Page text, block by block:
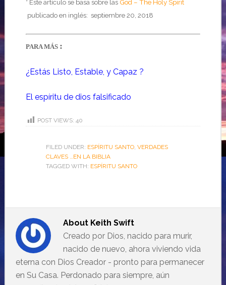
* Este artículo se basa sobre las God – The Holy Spirit
publicado en inglés: septiembre20, 2018
PARA MÁS :
¿Estás Listo, Estable, y Capaz ?
El espíritu de dios falsificado
POST VIEWS: 40
FILED UNDER: ESPÍRITU SANTO, VERDADES
CLAVES …EN LA BIBLIA
TAGGED WITH: ESPÍRITU SANTO
About Keith Swift
Creado por Dios, nacido para murir,
nacido de nuevo, ahora viviendo vida
eterna con Dios Creador - pronto para permanecer
en Su Casa. Perdonado para siempre, aún